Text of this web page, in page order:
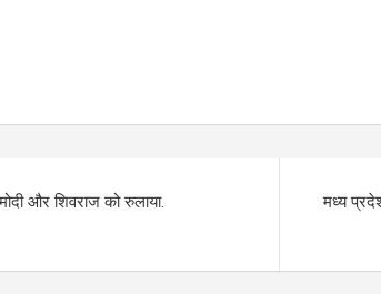
और शिवराज को रुलाया.
मध्य